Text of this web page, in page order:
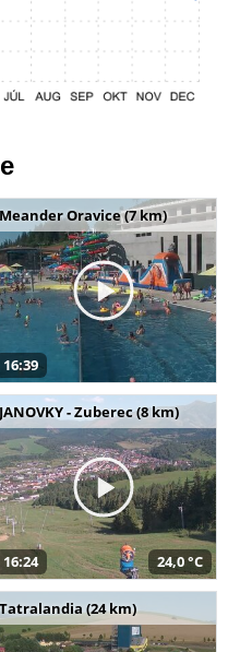
Meander Oravice (7 km)
16:39
JANOVKY - Zuberec (8 km)
16:24 24,0 °C
Tatralandia (24 km)